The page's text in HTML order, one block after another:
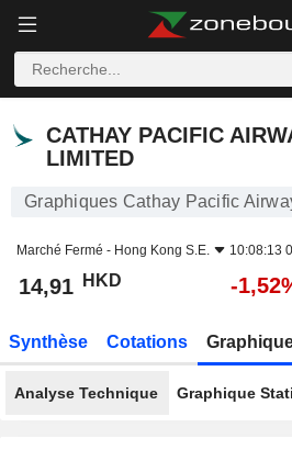
CATHAY PACIFIC
LIMITED
Graphiques Cathay Pacific
Marché Fermé - Hong Kong S.E. 10:08:13
14,91 HKD -
Synthèse Cotations
Analyse Technique Graphique